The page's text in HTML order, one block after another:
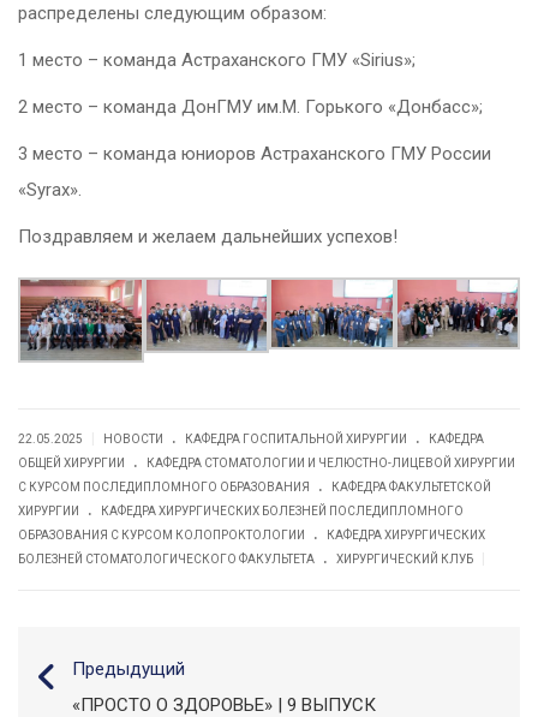
распределены следующим образом:
1 место – команда Астраханского ГМУ «Sirius»;
2 место – команда ДонГМУ им.М. Горького «Донбасс»;
3 место – команда юниоров Астраханского ГМУ России
«Syrax».
Поздравляем и желаем дальнейших успехов!
22.05.2025 НОВОСТИ . КАФЕДРА ГОСПИТАЛЬНОЙ ХИРУРГИИ .
КАФЕДРА
ОБЩЕЙ ХИРУРГИИ
.
КАФЕДРА СТОМАТОЛОГИИ И ЧЕЛЮСТНО-ЛИЦЕВОЙ ХИРУРГИИ
С КУРСОМ ПОСЛЕДИПЛОМНОГО ОБРАЗОВАНИЯ
.
КАФЕДРА ФАКУЛЬТЕТСКОЙ
ХИРУРГИИ
.
КАФЕДРА ХИРУРГИЧЕСКИХ БОЛЕЗНЕЙ ПОСЛЕДИПЛОМНОГО
ОБРАЗОВАНИЯ С КУРСОМ КОЛОПРОКТОЛОГИИ
.
КАФЕДРА ХИРУРГИЧЕСКИХ
БОЛЕЗНЕЙ СТОМАТОЛОГИЧЕСКОГО ФАКУЛЬТЕТА
. ХИРУРГИЧЕСКИЙ КЛУБ
Предыдущий
«ПРОСТО О ЗДОРОВЬЕ» | 9 ВЫПУСК